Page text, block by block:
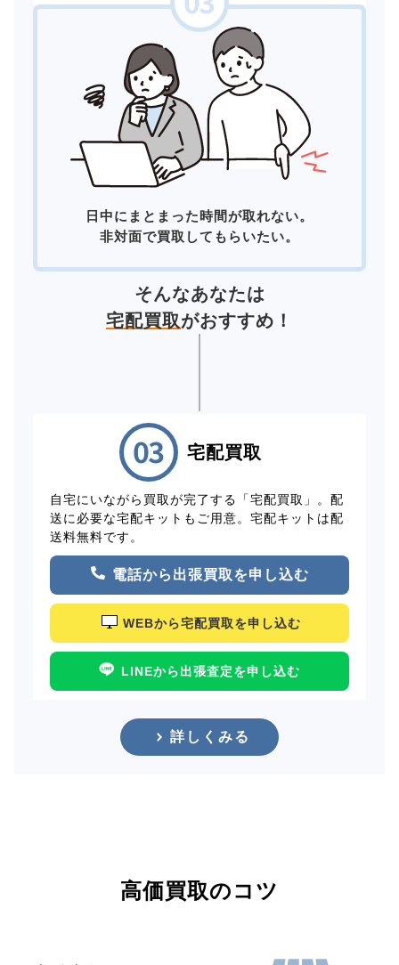
日中にまとまった時間が取れない。
非対面で買取してもらいたい。
そんなあなたは
宅配買取がおすすめ！
宅配買取
自宅にいながら買取が完了する「宅配買取」。配
送に必要な宅配キットもご用意。宅配キットは配
送料無料です。
電話から出張買取を申し込む
WEBから宅配買取を申し込む
LINEから出張査定を申し込む
詳しくみる
高価買取のコツ